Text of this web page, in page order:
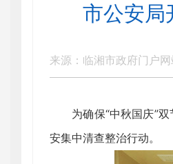
市公安局
来源：临湘市政府门户网
为确保“中秋国庆”双
安集中清查整治行动。